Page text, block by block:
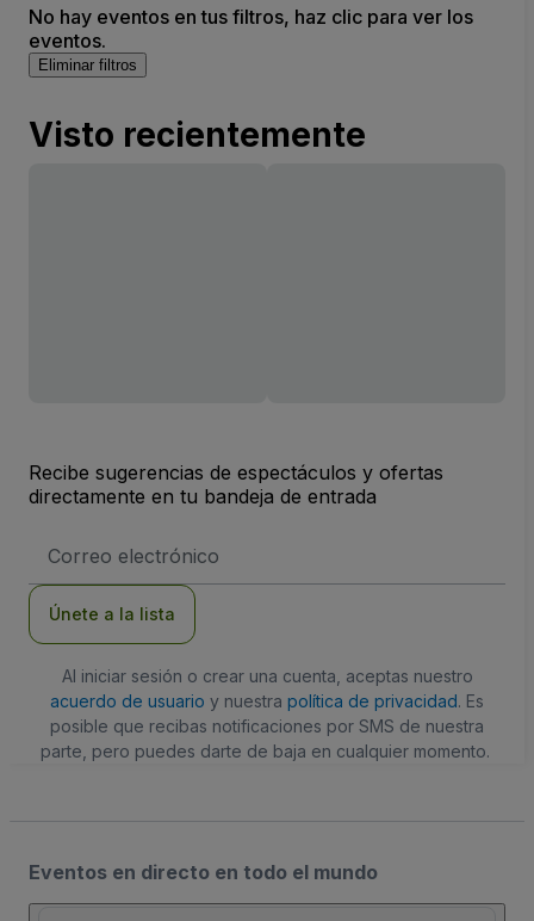
No hay eventos en tus filtros, haz clic para ver los
eventos.
Eliminar filtros
Visto recientemente
Recibe sugerencias de espectáculos y ofertas
directamente en tu bandeja de entrada
de
Únete a la lista
Al iniciar sesión o crear una cuenta, aceptas nuestro
acuerdo de usuario y nuestra política de privacidad. Es
posible que recibas notificaciones por SMS de nuestra
parte, pero puedes darte de baja en cualquier momento.
Eventos en directo en todo el mundo